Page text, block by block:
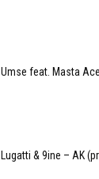
Umse feat. Masta
Lugatti & 9ine – AK